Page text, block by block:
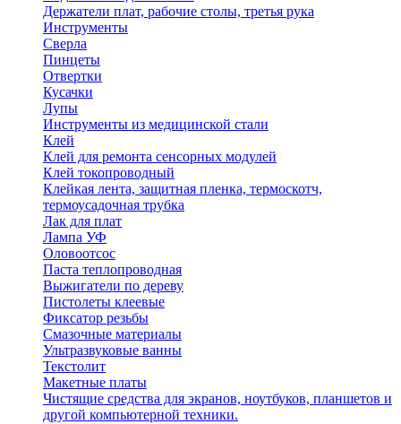
Держатели плат, рабочие столы, третья рука
Инструменты
Сверла
Пинцеты
Отвертки
Кусачки
Лупы
Инструменты из медицинской стали
Клей
Клей для ремонта сенсорных модулей
Клей токопроводный
Клейкая лента, защитная пленка, термоскотч,
термоусадочная трубка
Лак для плат
Лампа УФ
Оловоотсос
Паста теплопроводная
Выжигатели по дереву
Пистолеты клеевые
Фиксатор резьбы
Смазочные материалы
Ультразвуковые ванны
Текстолит
Макетные платы
Чистящие средства для экранов, ноутбуков, планшетов и
другой компьютерной техники.